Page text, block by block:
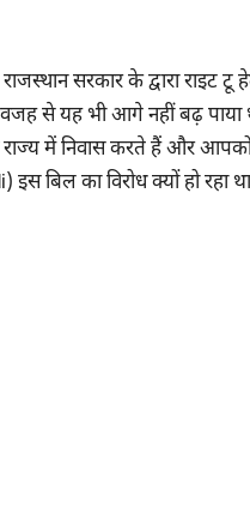
सरकार के द्वारा राइट टू
वजह से यह भी आगे नहीं बढ़
में निवास करते हैं और आपको
बिल का विरोध क्यों हो रहा